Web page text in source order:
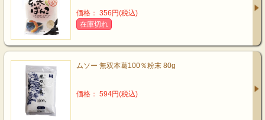
価格： 356円(税込)
在庫切れ
ムソー 無双本葛100％粉末 80g
価格： 594円(税込)